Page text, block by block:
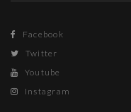
Facebook
Twitter
Youtube
Instagram